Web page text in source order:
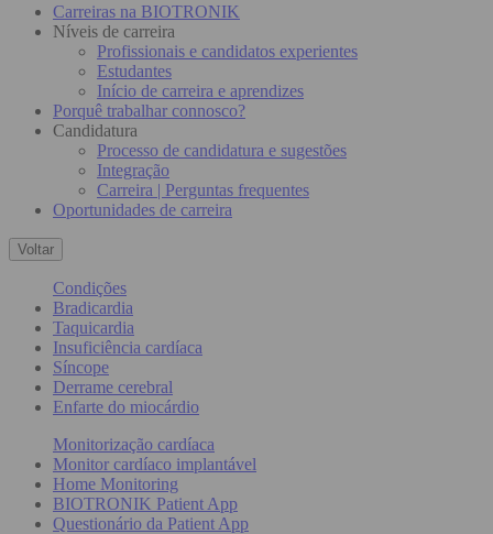
Carreiras na BIOTRONIK
Níveis de carreira
Profissionais e candidatos experientes
Estudantes
Início de carreira e aprendizes
Porquê trabalhar connosco?
Candidatura
Processo de candidatura e sugestões
Integração
Carreira | Perguntas frequentes
Oportunidades de carreira
Voltar
Condições
Bradicardia
Taquicardia
Insuficiência cardíaca
Síncope
Derrame cerebral
Enfarte do miocárdio
Monitorização cardíaca
Monitor cardíaco implantável
Home Monitoring
BIOTRONIK Patient App
Questionário da Patient App